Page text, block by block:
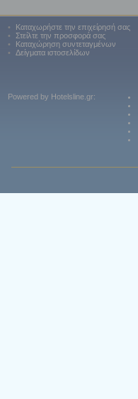
•
Καταχωρήστε την επιχείρησή σας
•
Στείλτε την προσφορά σας
•
Καταχώρηση συντεταγμένων
•
Δείγματα ιστοσελίδων
Powered by Hotelsline.gr: